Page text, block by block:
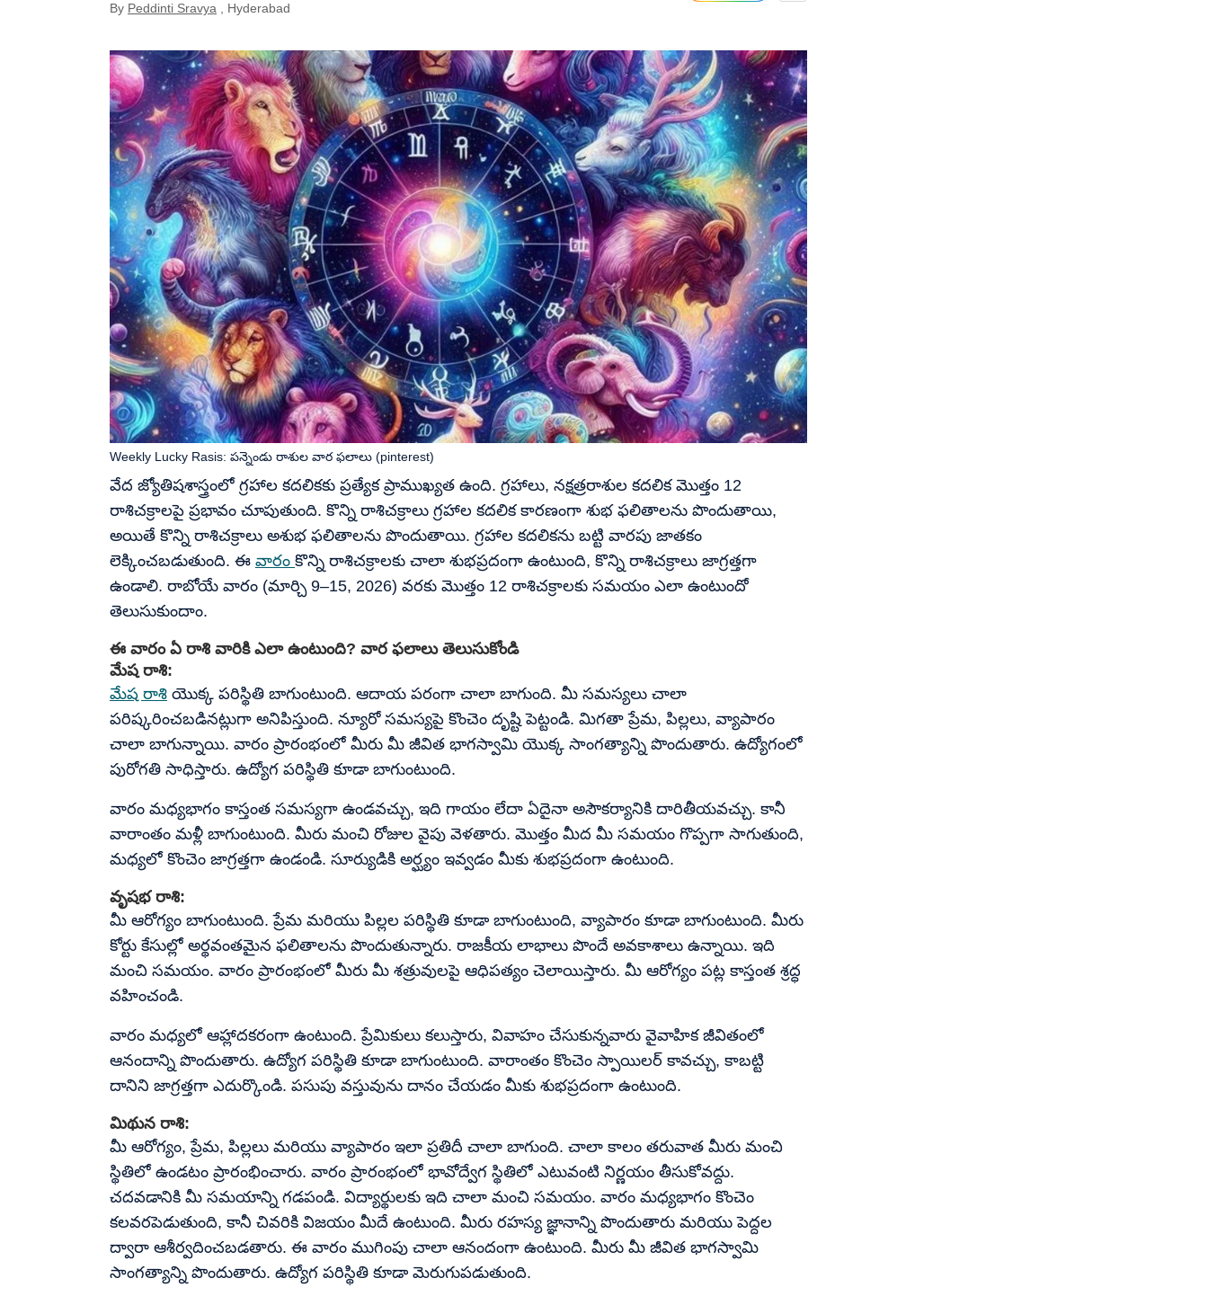
By Peddinti Sravya , Hyderabad
వేద జ్యోతిషశాస్త్రంలో గ్రహాల కదలికకు ప్రత్యేక ప్రాముఖ్యత ఉంది. గ్రహాలు, నక్షత్రరాశుల కదలిక మొత్తం 12
రాశిచక్రాలపై ప్రభావం చూపుతుంది. కొన్ని రాశిచక్రాలు గ్రహాల కదలిక కారణంగా శుభ ఫలితాలను పొందుతాయి,
అయితే కొన్ని రాశిచక్రాలు అశుభ ఫలితాలను పొందుతాయి. గ్రహాల కదలికను బట్టి వారపు జాతకం
లెక్కించబడుతుంది. ఈ వారం కొన్ని రాశిచక్రాలకు చాలా శుభప్రదంగా ఉంటుంది, కొన్ని రాశిచక్రాలు జాగ్రత్తగా
ఉండాలి. రాబోయే వారం (మార్చి 9–15, 2026) వరకు మొత్తం 12 రాశిచక్రాలకు సమయం ఎలా ఉంటుందో
తెలుసుకుందాం.
Weekly Lucky Rasis: పన్నెండు రాశుల వార ఫలాలు (pinterest)
ఈ వారం ఏ రాశి వారికి ఎలా ఉంటుంది? వార ఫలాలు తెలుసుకోండి
మేష రాశి:
మేష రాశి యొక్క పరిస్థితి బాగుంటుంది. ఆదాయ పరంగా చాలా బాగుంది. మీ సమస్యలు చాలా
పరిష్కరించబడినట్లుగా అనిపిస్తుంది. న్యూరో సమస్యపై కొంచెం దృష్టి పెట్టండి. మిగతా ప్రేమ, పిల్లలు, వ్యాపారం
చాలా బాగున్నాయి. వారం ప్రారంభంలో మీరు మీ జీవిత భాగస్వామి యొక్క సాంగత్యాన్ని పొందుతారు. ఉద్యోగంలో
పురోగతి సాధిస్తారు. ఉద్యోగ పరిస్థితి కూడా బాగుంటుంది.
వారం మధ్యభాగం కాస్తంత సమస్యగా ఉండవచ్చు, ఇది గాయం లేదా ఏదైనా అసౌకర్యానికి దారితీయవచ్చు. కానీ
వారాంతం మళ్లీ బాగుంటుంది. మీరు మంచి రోజుల వైపు వెళతారు. మొత్తం మీద మీ సమయం గొప్పగా సాగుతుంది,
మధ్యలో కొంచెం జాగ్రత్తగా ఉండండి. సూర్యుడికి అర్ఘ్యం ఇవ్వడం మీకు శుభప్రదంగా ఉంటుంది.
వృషభ రాశి:
మీ ఆరోగ్యం బాగుంటుంది. ప్రేమ మరియు పిల్లల పరిస్థితి కూడా బాగుంటుంది, వ్యాపారం కూడా బాగుంటుంది. మీరు
కోర్టు కేసుల్లో అర్థవంతమైన ఫలితాలను పొందుతున్నారు. రాజకీయ లాభాలు పొందే అవకాశాలు ఉన్నాయి. ఇది
మంచి సమయం. వారం ప్రారంభంలో మీరు మీ శత్రువులపై ఆధిపత్యం చెలాయిస్తారు. మీ ఆరోగ్యం పట్ల కాస్తంత శ్రద్ధ
వహించండి.
వారం మధ్యలో ఆహ్లాదకరంగా ఉంటుంది. ప్రేమికులు కలుస్తారు, వివాహం చేసుకున్నవారు వైవాహిక జీవితంలో
ఆనందాన్ని పొందుతారు. ఉద్యోగ పరిస్థితి కూడా బాగుంటుంది. వారాంతం కొంచెం స్పాయిలర్ కావచ్చు, కాబట్టి
దానిని జాగ్రత్తగా ఎదుర్కొండి. పసుపు వస్తువును దానం చేయడం మీకు శుభప్రదంగా ఉంటుంది.
మిథున రాశి:
మీ ఆరోగ్యం, ప్రేమ, పిల్లలు మరియు వ్యాపారం ఇలా ప్రతిదీ చాలా బాగుంది. చాలా కాలం తరువాత మీరు మంచి
స్థితిలో ఉండటం ప్రారంభించారు. వారం ప్రారంభంలో భావోద్వేగ స్థితిలో ఎటువంటి నిర్ణయం తీసుకోవద్దు.
చదవడానికి మీ సమయాన్ని గడపండి. విద్యార్థులకు ఇది చాలా మంచి సమయం. వారం మధ్యభాగం కొంచెం
కలవరపెడుతుంది, కానీ చివరికి విజయం మీదే ఉంటుంది. మీరు రహస్య జ్ఞానాన్ని పొందుతారు మరియు పెద్దల
ద్వారా ఆశీర్వదించబడతారు. ఈ వారం ముగింపు చాలా ఆనందంగా ఉంటుంది. మీరు మీ జీవిత భాగస్వామి
సాంగత్యాన్ని పొందుతారు. ఉద్యోగ పరిస్థితి కూడా మెరుగుపడుతుంది.